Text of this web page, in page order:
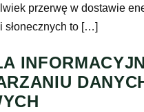
przerwę w dostawie
słonecznych to […]